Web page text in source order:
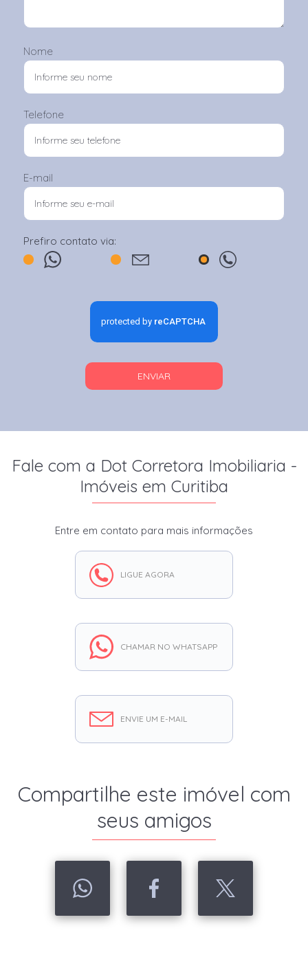
Nome
Telefone
E-mail
Prefiro contato via:
ENVIAR
Fale com a Dot Corretora Imobiliaria -
Imóveis em Curitiba
Entre em contato para mais informações
LIGUE AGORA
CHAMAR NO WHATSAPP
ENVIE UM E-MAIL
Compartilhe este imóvel com
seus amigos